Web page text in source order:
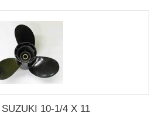
10-1/4 X 11